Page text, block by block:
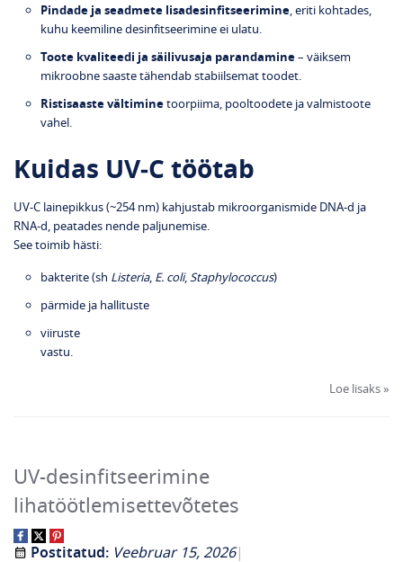
Pindade ja seadmete lisadesinfitseerimine, eriti kohtades,
kuhu keemiline desinfitseerimine ei ulatu.
Toote kvaliteedi ja säilivusaja parandamine– väiksem
mikroobne saaste tähendab stabiilsemat toodet.
Ristisaaste vältiminetoorpiima, pooltoodete ja valmistoote
vahel.
Kuidas UV‑C töötab
UV‑C lainepikkus (~254 nm) kahjustab mikroorganismide DNA‑d ja
RNA‑d, peatades nende paljunemise.
See toimib hästi:
bakterite (sh Listeria, E. coli,Staphylococcus)
pärmide ja hallituste
viiruste
vastu.
Loe lisaks »
UV-desinfitseerimine
lihatöötlemisettevõtetes
Postitatud: Veebruar 15, 2026